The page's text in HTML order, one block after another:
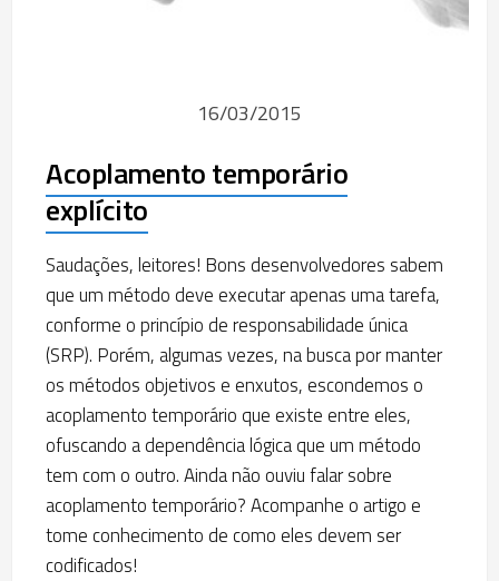
16/03/2015
Acoplamento temporário
explícito
Saudações, leitores! Bons desenvolvedores sabem
que um método deve executar apenas uma tarefa,
conforme o princípio de responsabilidade única
(SRP). Porém, algumas vezes, na busca por manter
os métodos objetivos e enxutos, escondemos o
acoplamento temporário que existe entre eles,
ofuscando a dependência lógica que um método
tem com o outro. Ainda não ouviu falar sobre
acoplamento temporário? Acompanhe o artigo e
tome conhecimento de como eles devem ser
codificados!